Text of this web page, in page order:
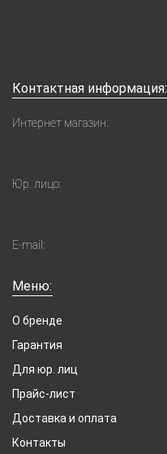
Контактная информация:
Интернет магазин:
Юр. лицо:
E-mail:
Меню:
О бренде
Гарантия
Для юр. лиц
Прайс-лист
Доставка и оплата
Контакты